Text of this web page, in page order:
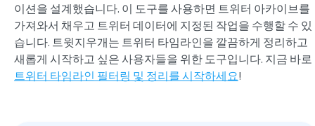
이션을 설계했습니다. 이 도구를 사용하면 트위터 아카이브를
가져와서 채우고 트위터 데이터에 지정된 작업을 수행할 수 있
습니다. 트윗지우개는 트위터 타임라인을 깔끔하게 정리하고
새롭게 시작하고 싶은 사용자들을 위한 도구입니다. 지금 바로
트위터 타임라인 필터링 및 정리를 시작하세요!